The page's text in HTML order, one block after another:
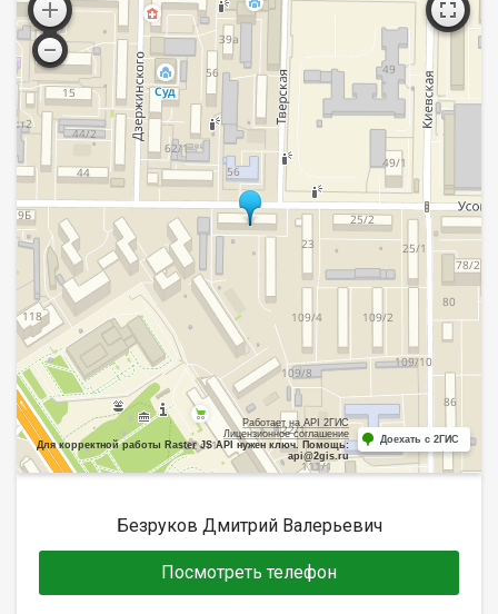
Работает на API 2ГИС
Лицензионное соглашение
Для корректной работы Raster JS API нужен ключ. Помощь:
api@2gis.ru
Доехать с 2ГИС
Безруков Дмитрий Валерьевич
Посмотреть телефон